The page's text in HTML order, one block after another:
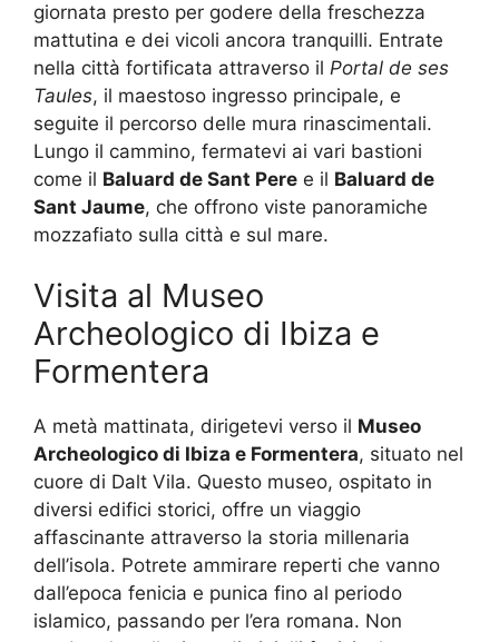
giornata presto per godere della freschezza
mattutina e dei vicoli ancora tranquilli. Entrate
nella città fortificata attraverso il Portal de ses
Taules, il maestoso ingresso principale, e
seguite il percorso delle mura rinascimentali.
Lungo il cammino, fermatevi ai vari bastioni
come il Baluard de Sant Pere e il Baluard de
Sant Jaume, che offrono viste panoramiche
mozzafiato sulla città e sul mare.
Visita al Museo
Archeologico di Ibiza e
Formentera
A metà mattinata, dirigetevi verso il Museo
Archeologico di Ibiza e Formentera, situato nel
cuore di Dalt Vila. Questo museo, ospitato in
diversi edifici storici, offre un viaggio
affascinante attraverso la storia millenaria
dell’isola. Potrete ammirare reperti che vanno
dall’epoca fenicia e punica fino al periodo
islamico, passando per l’era romana. Non